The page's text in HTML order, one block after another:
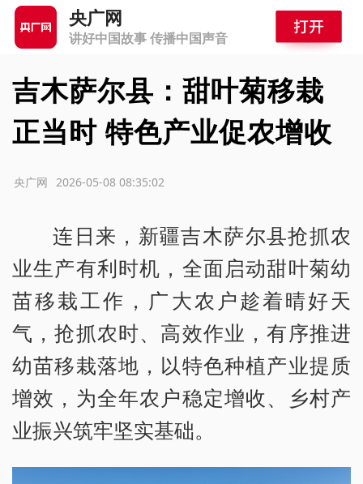
央广网
讲好中国故事 传播中国声音
吉木萨尔县：甜叶菊移栽
正当时 特色产业促农增收
2026-05-08 08:35:02
央广网
连日来，新疆吉木萨尔县抢抓农
业生产有利时机，全面启动甜叶菊幼
苗移栽工作，广大农户趁着晴好天
气，抢抓农时、高效作业，有序推进
幼苗移栽落地，以特色种植产业提质
增效，为全年农户稳定增收、乡村产
业振兴筑牢坚实基础。